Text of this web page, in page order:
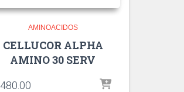
AMINOACIDOS
CELLUCOR ALPHA
AMINO 30 SERV
480.00